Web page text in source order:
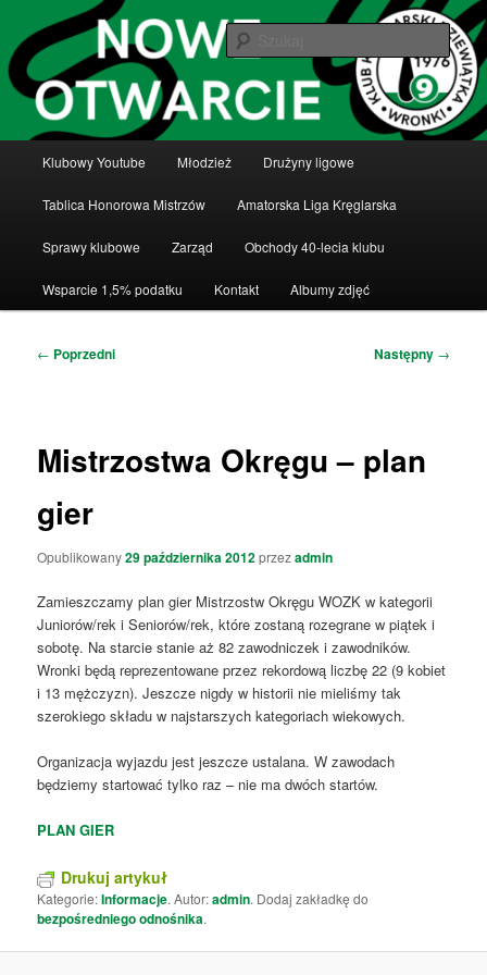
tekstu
Klub Kręglarski Dziewiątka Wronki
Klub Kręglarski Dziewiątka Wronki
Klubowy Youtube Młodzież Drużyny ligowe
Tablica Honorowa Mistrzów Amatorska Liga Kręglarska
Sprawy klubowe Zarząd Obchody 40-lecia klubu
Wsparcie 1,5% podatku Kontakt Albumy zdjęć
Nawigacja
← Poprzedni Następny →
Mistrzostwa Okręgu – plan
gier
Opublikowany29 października 2012przezadmin
Zamieszczamy plan gier Mistrzostw Okręgu WOZK w kategorii
Juniorów/rek i Seniorów/rek, które zostaną rozegrane w piątek i
sobotę. Na starcie stanie aż 82 zawodniczek i zawodników.
Wronki będą reprezentowane przez rekordową liczbę 22 (9 kobiet
i 13 mężczyzn). Jeszcze nigdy w historii nie mieliśmy tak
szerokiego składu w najstarszych kategoriach wiekowych.
Organizacja wyjazdu jest jeszcze ustalana. W zawodach
będziemy startować tylko raz – nie ma dwóch startów.
PLAN GIER
Drukuj artykuł
Kategorie:Informacje. Autor:admin. Dodaj zakładkę do
bezpośredniego odnośnika.